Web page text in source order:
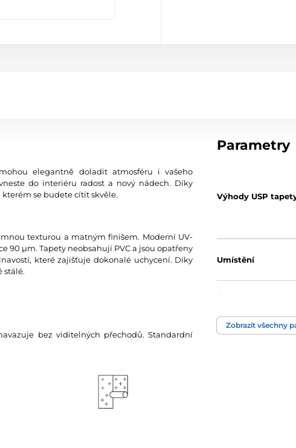
elegantně doladit atmosféru i vašeho
do interiéru radost a nový nádech. Díky
se budete cítit skvěle.
texturou a matným finišem. Moderní UV-
90 µm. Tapety neobsahují PVC a jsou opatřeny
které zajišťuje dokonalé uchycení. Díky
stálé.
bez viditelných přechodů. Standardní
Parametry
Výhody USP
Umístění
Technologie tapet
Zobrazit všechny